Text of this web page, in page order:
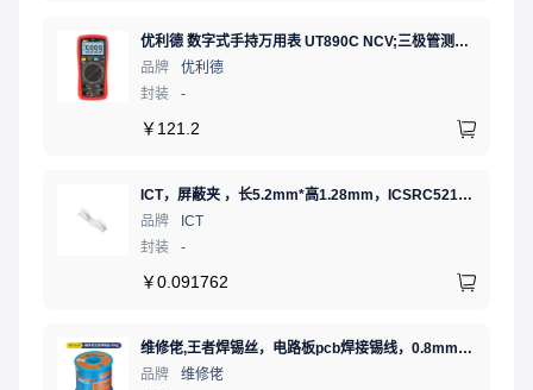
优利德 数字式手持万用表 UT890C NCV;三极管测试;二极管测试;火线辨别;真有效值;通断测试
品牌
优利德
封装
-
￥ 121.2
ICT，屏蔽夹 ，长5.2mm*高1.28mm，ICSRC52128SFR
品牌
ICT
封装
-
￥0.091762
维修佬,王者焊锡丝，电路板pcb焊接锡线，0.8mm800g,1个
品牌
维修佬